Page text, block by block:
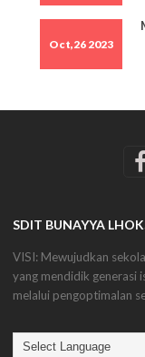
Oct,26 2023
SDIT BUNAYYA
VISI: Mewujudkan
yang mendidik generasi
melalui pengoptimalan